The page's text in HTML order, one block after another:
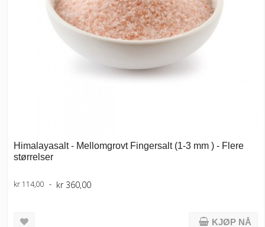
Himalayasalt - Mellomgrovt Fingersalt (1-3 mm ) - Flere
størrelser
kr 114,00 kr 360,00
KJØP NÅ